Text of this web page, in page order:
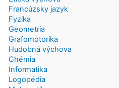
Francúzsky jazyk
Fyzika
Geometria
Grafomotorika
Hudobná výchova
Chémia
Informatika
Logopédia